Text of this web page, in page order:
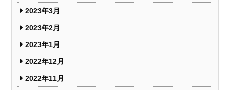
2023年3月
2023年2月
2023年1月
2022年12月
2022年11月